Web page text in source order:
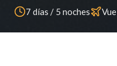
7 días / 5 noches